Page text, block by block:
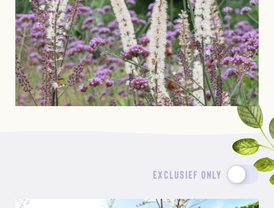
EXCLUSIEF ONLY